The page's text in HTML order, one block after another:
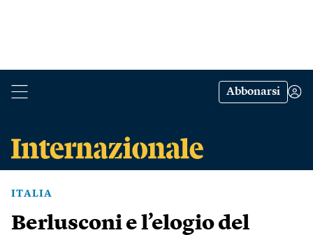
Abbonarsi
ITALIA
Berlusconi e l’elogio del